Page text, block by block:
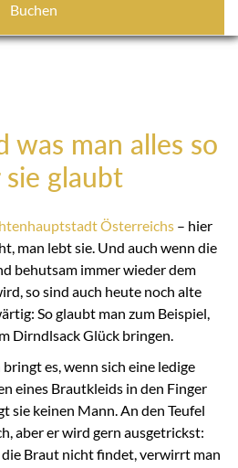
Buchen
was man alles so
sie glaubt
Österreichs– hier
man lebt sie. Und auch wenn die
behutsam immer wieder dem
so sind auch heute noch alte
So glaubt man zum Beispiel,
Dirndlsack Glück bringen.
es, wenn sich eine ledige
eines Brautkleids in den Finger
sie keinen Mann. An den Teufel
aber er wird gern ausgetrickst:
Braut nicht findet, verwirrt man